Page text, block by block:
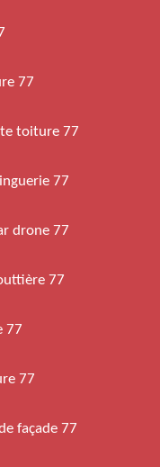
77
toiture 77
77
drone 77
77
77
77
façade 77